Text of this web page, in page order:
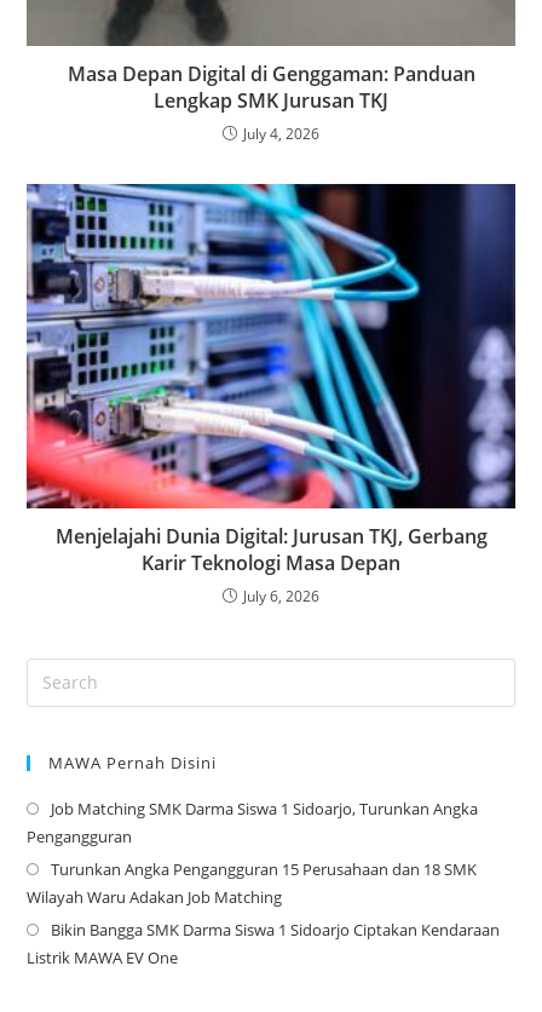
Masa Depan Digital di Genggaman: Panduan
Lengkap SMK Jurusan TKJ
July 4, 2026
Menjelajahi Dunia Digital: Jurusan TKJ, Gerbang
Karir Teknologi Masa Depan
July 6, 2026
MAWA Pernah Disini
Job Matching SMK Darma Siswa 1 Sidoarjo, Turunkan Angka
Pengangguran
Turunkan Angka Pengangguran 15 Perusahaan dan 18 SMK
Wilayah Waru Adakan Job Matching
Bikin Bangga SMK Darma Siswa 1 Sidoarjo Ciptakan Kendaraan
Listrik MAWA EV One